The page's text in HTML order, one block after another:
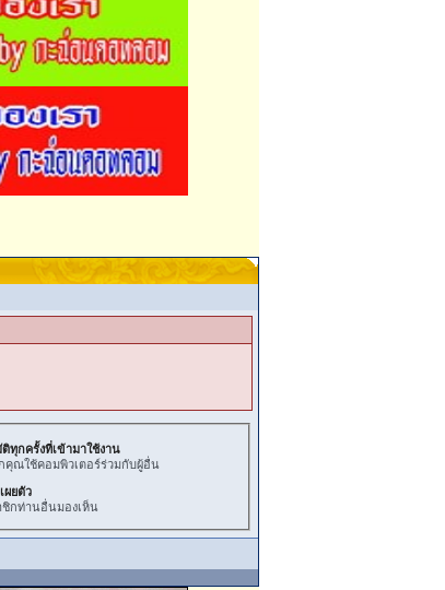
ทุกครั้งที่เข้ามาใช้งาน
คุณใช้คอมพิวเตอร์ร่วมกับผู้อื่น
ผยตัว
ชิกท่านอื่นมองเห็น